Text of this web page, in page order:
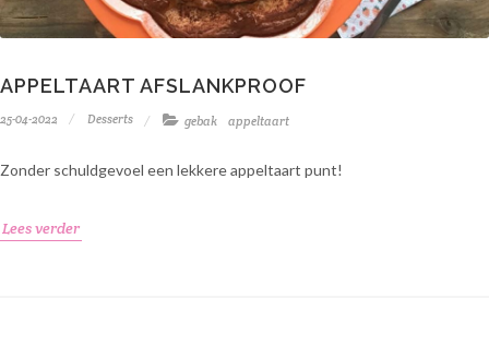
APPELTAART AFSLANKPROOF
25-04-2022 Desserts gebak appeltaart
Zonder schuldgevoel een lekkere appeltaart punt!
Lees verder